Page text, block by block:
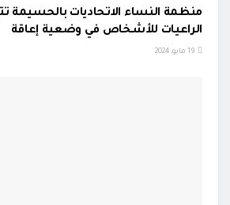
منظمة النساء الاتحاديات بالحسيمة
الراعيات للأشخاص في وضعية إعاقة